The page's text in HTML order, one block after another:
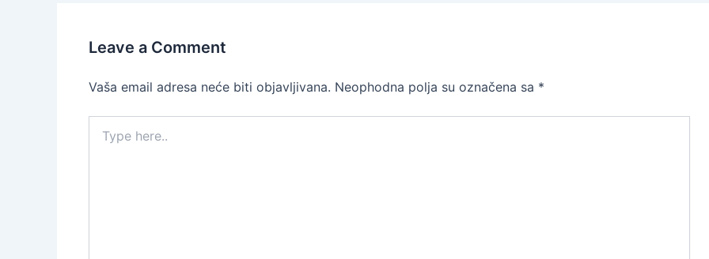
Leave a Comment
Vaša email adresa neće biti objavljivana. Neophodna polja su označena sa *
here..